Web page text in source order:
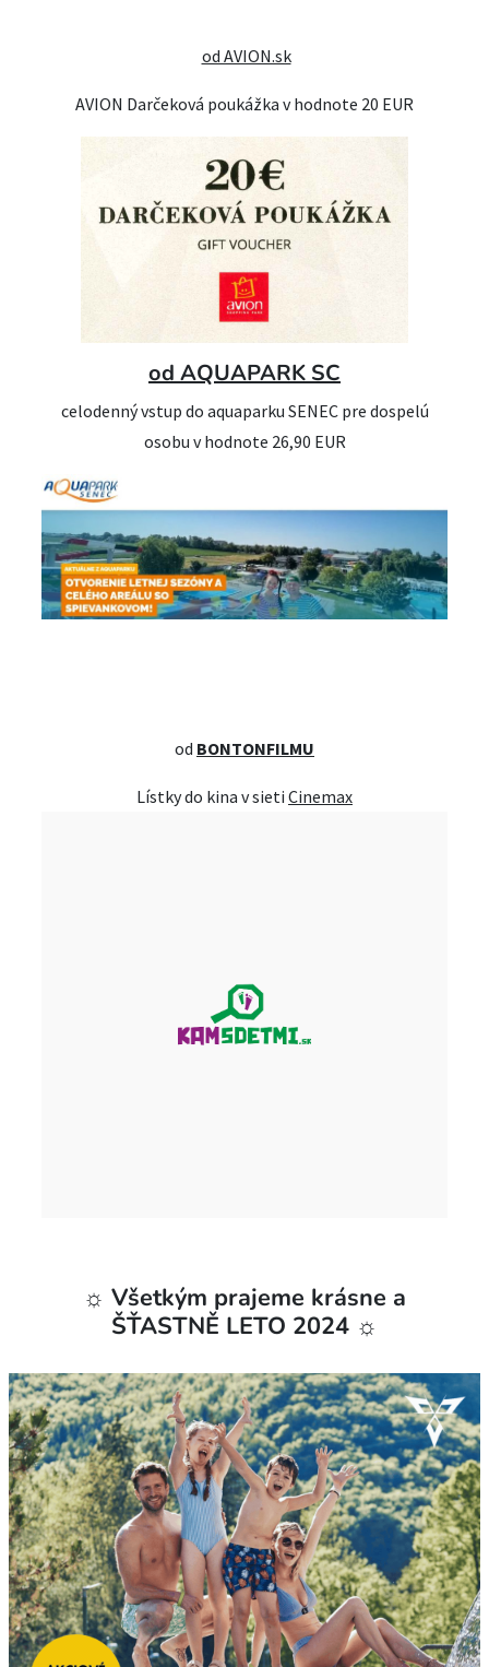
od AVION.sk
AVION Darčeková poukážka v hodnote 20 EUR
od AQUAPARK SC
celodenný vstup do aquaparku SENEC pre dospelú
osobu v hodnote 26,90 EUR
od BONTONFILMU
Lístky do kina v sieti Cinemax
☼ Všetkým prajeme krásne a
ŠŤASTNĚ LETO 2024 ☼